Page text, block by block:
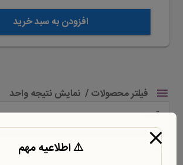
افزودن به سبد خرید
فیلتر محصولات نمایش نتیجه واحد
قیمت
⚠️ اطلاعیه مهم